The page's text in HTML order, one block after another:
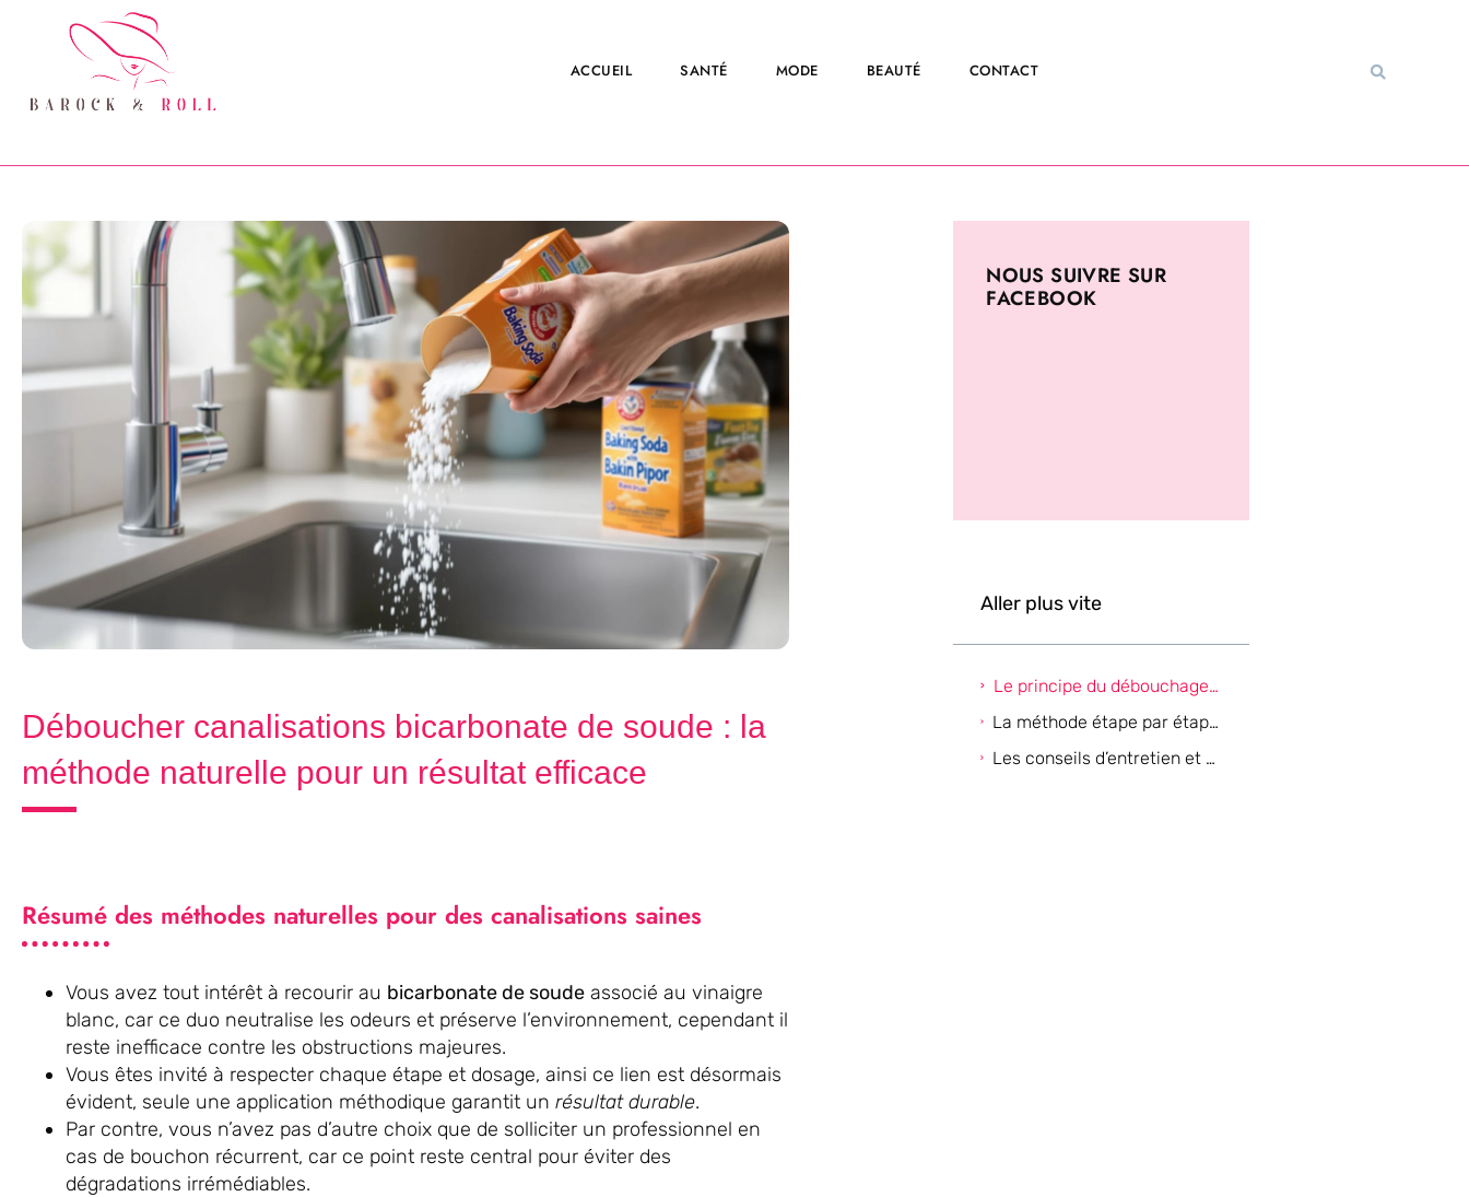
ACCUEIL SANTÉ MODE BEAUTÉ CONTACT
Déboucher canalisations bicarbonate de soude : la
méthode naturelle pour un résultat efficace
Résumé des méthodes naturelles pour des canalisations saines
Vous avez tout intérêt à recourir au bicarbonate de soude associé au vinaigre
blanc, car ce duo neutralise les odeurs et préserve l’environnement, cependant il
reste inefficace contre les obstructions majeures.
Vous êtes invité à respecter chaque étape et dosage, ainsi ce lien est désormais
évident, seule une application méthodique garantit un résultat durable.
Par contre, vous n’avez pas d’autre choix que de solliciter un professionnel en
cas de bouchon récurrent, car ce point reste central pour éviter des
dégradations irrémédiables.
NOUS SUIVRE SUR
FACEBOOK
Aller plus vite
Le principe du débouchage naturel avec le bicarbonate de soude
La méthode étape par étape pour déboucher une canalisation au bicarbonate de soude
Les conseils d’entretien et précautions d’usage pour des canalisations durables